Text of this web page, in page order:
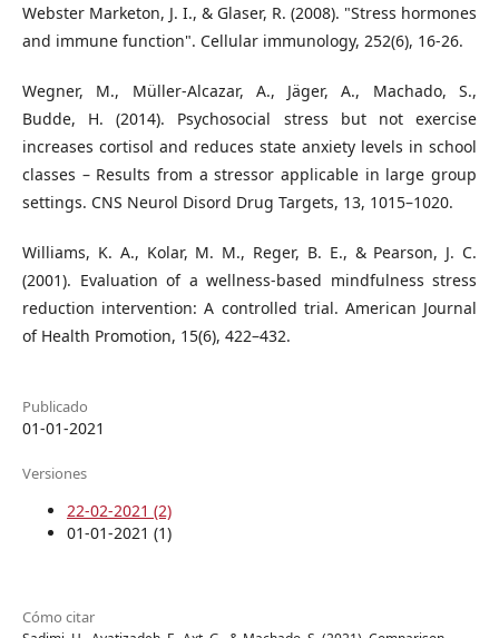
Webster Marketon, J. I., & Glaser, R. (2008). "Stress hormones
and immune function". Cellular immunology, 252(6), 16-26.
Wegner, M., Müller-Alcazar, A., Jäger, A., Machado, S.,
Budde, H. (2014). Psychosocial stress but not exercise
increases cortisol and reduces state anxiety levels in school
classes – Results from a stressor applicable in large group
settings. CNS Neurol Disord Drug Targets, 13, 1015–1020.
Williams, K. A., Kolar, M. M., Reger, B. E., & Pearson, J. C.
(2001). Evaluation of a wellness-based mindfulness stress
reduction intervention: A controlled trial. American Journal
of Health Promotion, 15(6), 422–432.
Publicado
01-01-2021
Versiones
22-02-2021 (2)
01-01-2021 (1)
Cómo citar